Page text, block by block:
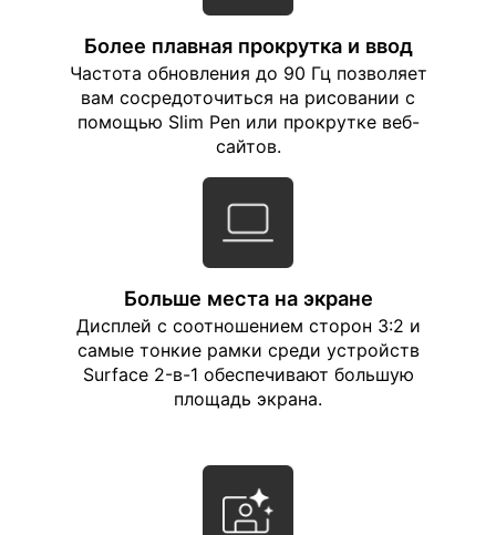
Более плавная прокрутка и ввод
Частота обновления до 90 Гц позволяет
вам сосредоточиться на рисовании с
помощью Slim Pen или прокрутке веб-
сайтов.
Больше места на экране
Дисплей с соотношением сторон 3:2 и
самые тонкие рамки среди устройств
Surface 2-в-1 обеспечивают большую
площадь экрана.